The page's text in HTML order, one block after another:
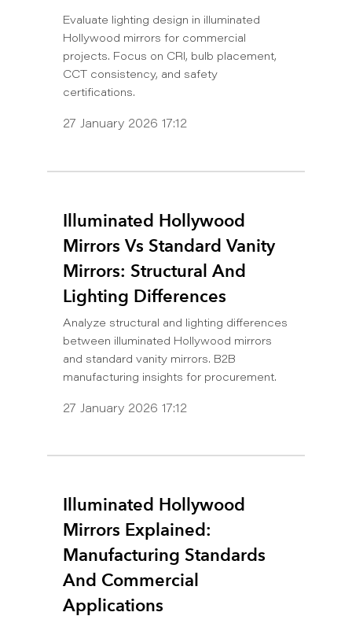
Evaluate lighting design in illuminated
Hollywood mirrors for commercial
projects. Focus on CRI, bulb placement,
CCT consistency, and safety
certifications.
27 January 2026 17:12
Illuminated Hollywood
Mirrors Vs Standard Vanity
Mirrors: Structural And
Lighting Differences
Analyze structural and lighting differences
between illuminated Hollywood mirrors
and standard vanity mirrors. B2B
manufacturing insights for procurement.
27 January 2026 17:12
Illuminated Hollywood
Mirrors Explained:
Manufacturing Standards
And Commercial
Applications